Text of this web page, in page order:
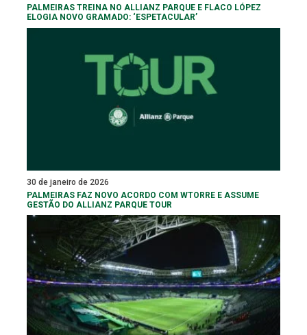
PALMEIRAS TREINA NO ALLIANZ PARQUE E FLACO LÓPEZ
ELOGIA NOVO GRAMADO: ‘ESPETACULAR’
30 de janeiro de 2026
PALMEIRAS FAZ NOVO ACORDO COM WTORRE E ASSUME
GESTÃO DO ALLIANZ PARQUE TOUR